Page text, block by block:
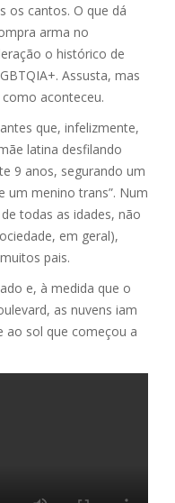
os cantos. O que dá
arma no
o histórico de
Assusta, mas
aconteceu.
que, infelizmente,
latina desfilando
9 anos, segurando um
um menino trans”. Num
todas as idades, não
em geral),
pais.
e, à medida que o
as nuvens iam
ao sol que começou a